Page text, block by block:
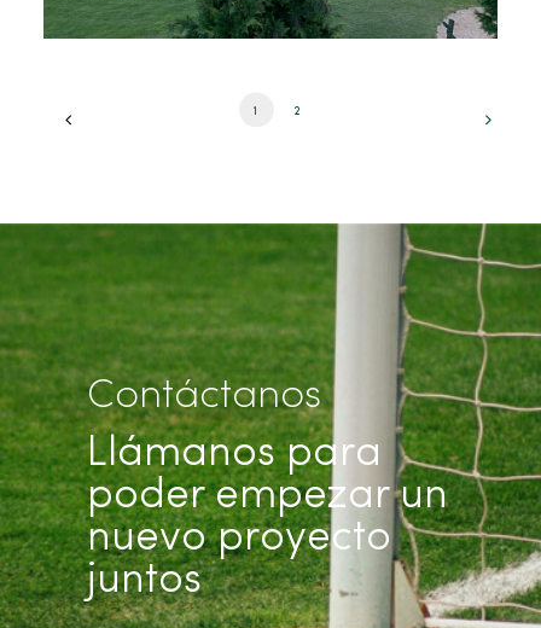
1 2
Contáctanos
Llámanos para
poder empezar un
nuevo proyecto
juntos